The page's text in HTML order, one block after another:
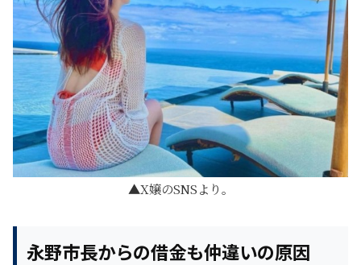
X嬢のSNSより。
永野市長からの借金も仲違いの原因